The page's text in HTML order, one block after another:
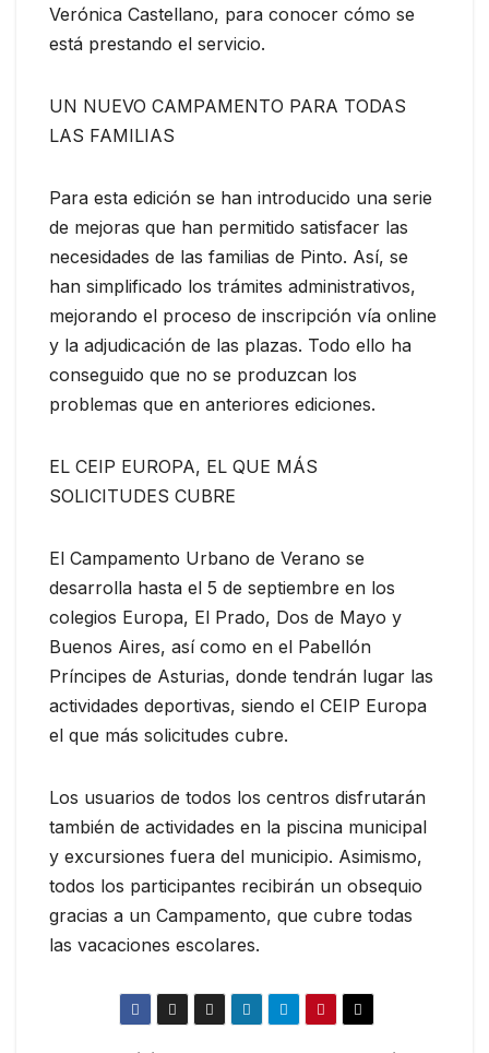
Verónica Castellano, para conocer cómo se
está prestando el servicio.
UN NUEVO CAMPAMENTO PARA TODAS
LAS FAMILIAS
Para esta edición se han introducido una serie
de mejoras que han permitido satisfacer las
necesidades de las familias de Pinto. Así, se
han simplificado los trámites administrativos,
mejorando el proceso de inscripción vía online
y la adjudicación de las plazas. Todo ello ha
conseguido que no se produzcan los
problemas que en anteriores ediciones.
EL CEIP EUROPA, EL QUE MÁS
SOLICITUDES CUBRE
El Campamento Urbano de Verano se
desarrolla hasta el 5 de septiembre en los
colegios Europa, El Prado, Dos de Mayo y
Buenos Aires, así como en el Pabellón
Príncipes de Asturias, donde tendrán lugar las
actividades deportivas, siendo el CEIP Europa
el que más solicitudes cubre.
Los usuarios de todos los centros disfrutarán
también de actividades en la piscina municipal
y excursiones fuera del municipio. Asimismo,
todos los participantes recibirán un obsequio
gracias a un Campamento, que cubre todas
las vacaciones escolares.